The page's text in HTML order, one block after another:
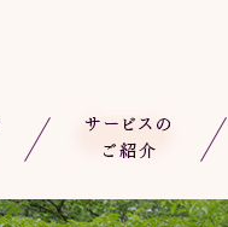
花みずきの葬儀プラン